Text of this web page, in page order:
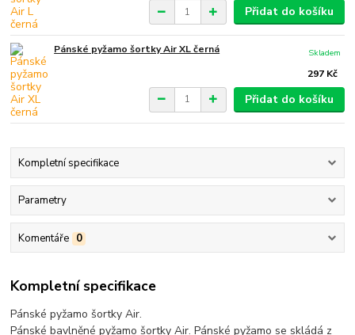
Přidat do košíku
Pánské pyžamo šortky Air XL černá
297 Kč
Skladem
Přidat do košíku
Kompletní specifikace
Parametry
Komentáře 0
Kompletní specifikace
Pánské pyžamo šortky Air.
Pánské bavlněné pyžamo šortky Air. Pánské pyžamo se skládá z